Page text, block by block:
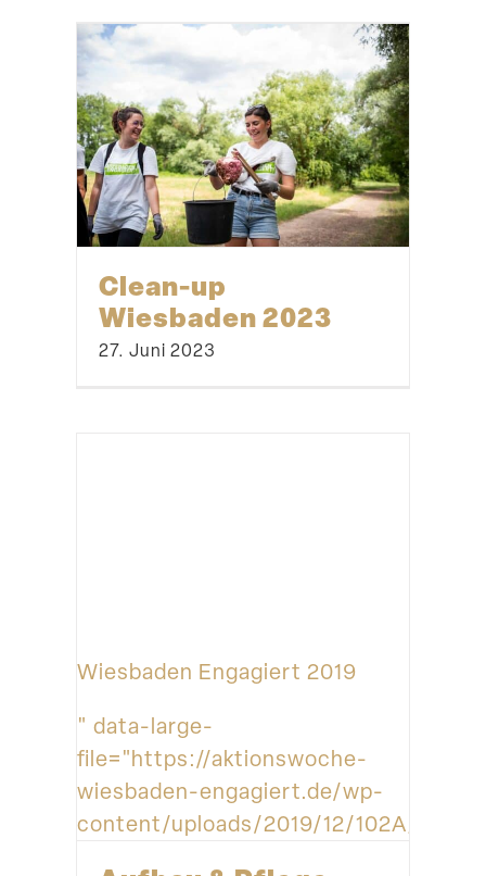
Clean-up
Wiesbaden 2023
27. Juni 2023
Wiesbaden Engagiert 2019
" data-large-
file="https://aktionswoche-
wiesbaden-engagiert.de/wp-
content/uploads/2019/12/